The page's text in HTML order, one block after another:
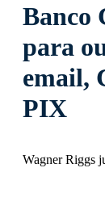
Banco
para
email,
PIX
Wagner Riggs